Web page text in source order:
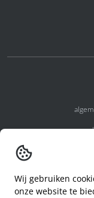
Wij gebruiken
onze website te